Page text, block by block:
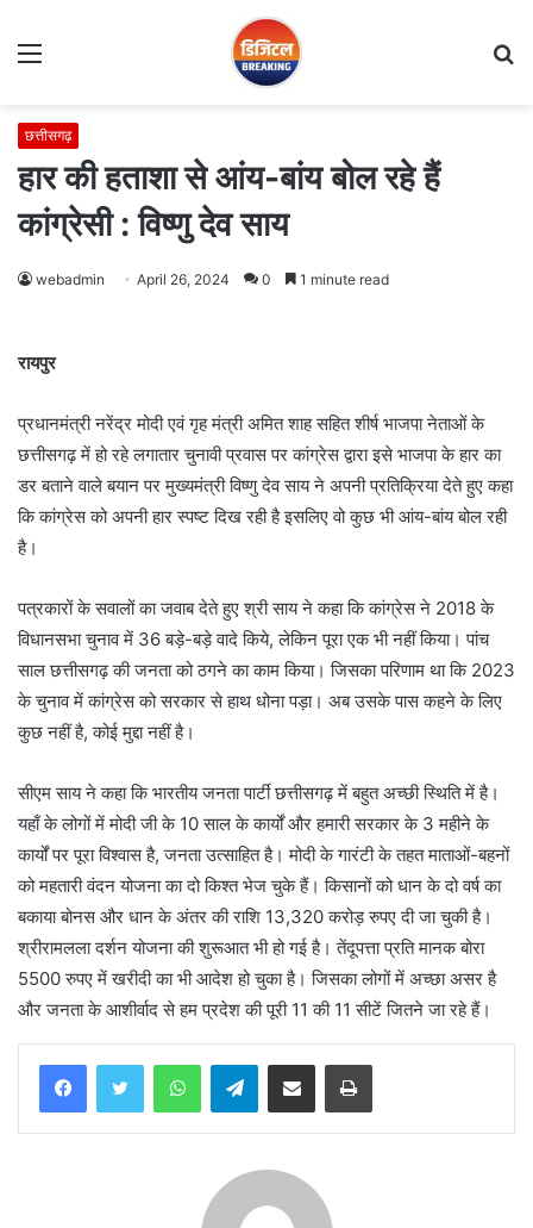
Menu
छत्तीसगढ़
हार की हताशा से आंय-बांय बोल रहे हैं
कांग्रेसी : विष्णु देव साय
webadmin April 26, 2024 0 1 minute read
रायपुर
प्रधानमंत्री नरेंद्र मोदी एवं गृह मंत्री अमित शाह सहित शीर्ष भाजपा नेताओं के
छत्तीसगढ़ में हो रहे लगातार चुनावी प्रवास पर कांग्रेस द्वारा इसे भाजपा के हार का
डर बताने वाले बयान पर मुख्यमंत्री विष्णु देव साय ने अपनी प्रतिक्रिया देते हुए कहा
कि कांग्रेस को अपनी हार स्पष्ट दिख रही है इसलिए वो कुछ भी आंय-बांय बोल रही
है।
पत्रकारों के सवालों का जवाब देते हुए श्री साय ने कहा कि कांग्रेस ने 2018 के
विधानसभा चुनाव में 36 बड़े-बड़े वादे किये, लेकिन पूरा एक भी नहीं किया। पांच
साल छत्तीसगढ़ की जनता को ठगने का काम किया। जिसका परिणाम था कि 2023
के चुनाव में कांग्रेस को सरकार से हाथ धोना पड़ा। अब उसके पास कहने के लिए
कुछ नहीं है, कोई मुद्दा नहीं है।
सीएम साय ने कहा कि भारतीय जनता पार्टी छत्तीसगढ़ में बहुत अच्छी स्थिति में है।
यहाँ के लोगों में मोदी जी के 10 साल के कार्यों और हमारी सरकार के 3 महीने के
कार्यों पर पूरा विश्वास है, जनता उत्साहित है। मोदी के गारंटी के तहत माताओं-बहनों
को महतारी वंदन योजना का दो किश्त भेज चुके हैं। किसानों को धान के दो वर्ष का
बकाया बोनस और धान के अंतर की राशि 13,320 करोड़ रुपए दी जा चुकी है।
श्रीरामलला दर्शन योजना की शुरूआत भी हो गई है। तेंदूपत्ता प्रति मानक बोरा
5500 रुपए में खरीदी का भी आदेश हो चुका है। जिसका लोगों में अच्छा असर है
और जनता के आशीर्वाद से हम प्रदेश की पूरी 11 की 11 सीटें जितने जा रहे हैं।
WhatsAppTelegramShare via Email Print